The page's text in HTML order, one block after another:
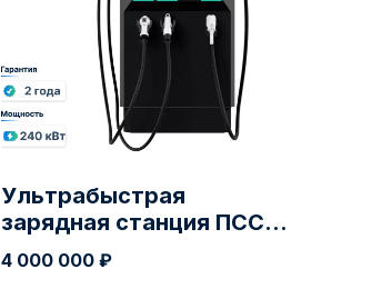
Ультрабыстрая
зарядная станция ПСС
240 кВт
4 000 000 ₽